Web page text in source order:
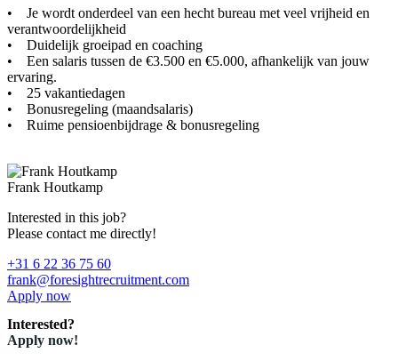
• Je wordt onderdeel van een hecht bureau met veel vrijheid en
verantwoordelijkheid
• Duidelijk groeipad en coaching
• Een salaris tussen de €3.500 en €5.000, afhankelijk van jouw
ervaring.
• 25 vakantiedagen
• Bonusregeling (maandsalaris)
• Ruime pensioenbijdrage & bonusregeling
Frank Houtkamp
Interested in this job?
Please contact me directly!
+31 6 22 36 75 60
frank@foresightrecruitment.com
Apply now
Interested?
Apply now!